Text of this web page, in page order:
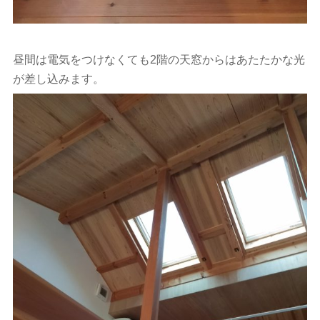
昼間は電気をつけなくても2階の天窓からはあたたかな光
が差し込みます。